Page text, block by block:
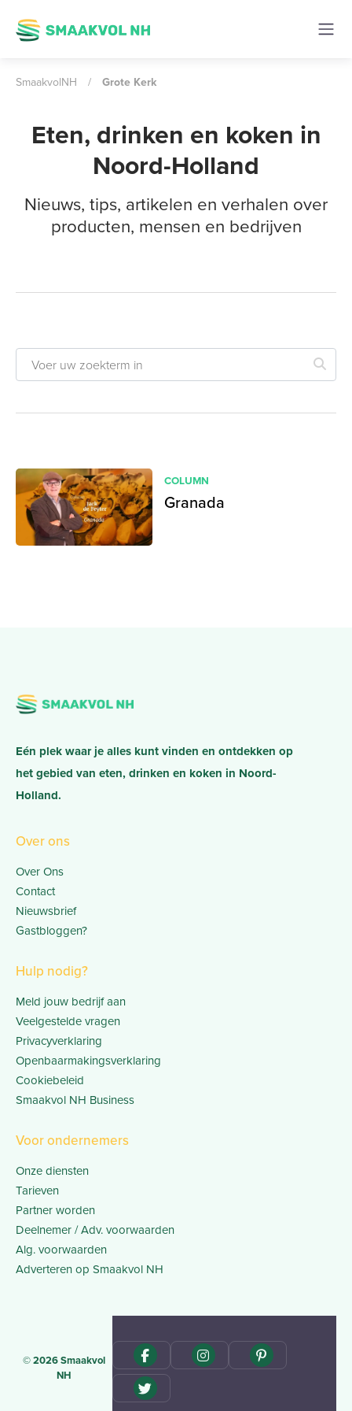
SmaakvolNH / Grote Kerk
Eten, drinken en koken in
Noord-Holland
Nieuws, tips, artikelen en verhalen over
producten, mensen en bedrijven
COLUMN
Granada
Eén plek waar je alles kunt vinden en ontdekken op
het gebied van eten, drinken en koken in Noord-
Holland.
Over ons
Over Ons
Contact
Nieuwsbrief
Gastbloggen?
Hulp nodig?
Meld jouw bedrijf aan
Veelgestelde vragen
Privacyverklaring
Openbaarmakingsverklaring
Cookiebeleid
Smaakvol NH Business
Voor ondernemers
Onze diensten
Tarieven
Partner worden
Deelnemer / Adv. voorwaarden
Alg. voorwaarden
Adverteren op Smaakvol NH
© 2026 Smaakvol
NH